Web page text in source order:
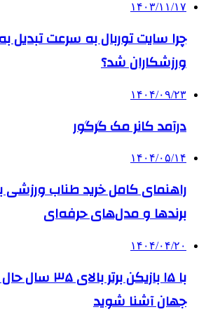
۱۴۰۳/۱۱/۱۷
چرا سایت توربال به ‌سرعت تبدیل
ورزشکاران شد؟
۱۴۰۴/۰۹/۲۳
درآمد کانر مک گرگور
۱۴۰۴/۰۵/۱۴
راهنمای کامل خرید طناب ورزشی
برندها و مدل‌های حرفه‌ای
۱۴۰۴/۰۴/۲۰
با ۱۵ بازیکن برتر
جهان آشنا شوید